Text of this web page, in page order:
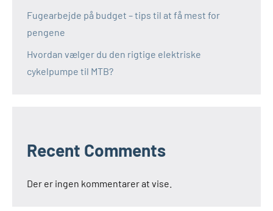
Fugearbejde på budget – tips til at få mest for
pengene
Hvordan vælger du den rigtige elektriske
cykelpumpe til MTB?
Recent Comments
Der er ingen kommentarer at vise.